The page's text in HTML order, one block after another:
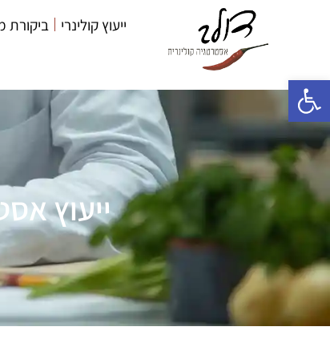
פתח סרגל נגישות
ייעוץ קולינרי ביקורת
ייעוץ